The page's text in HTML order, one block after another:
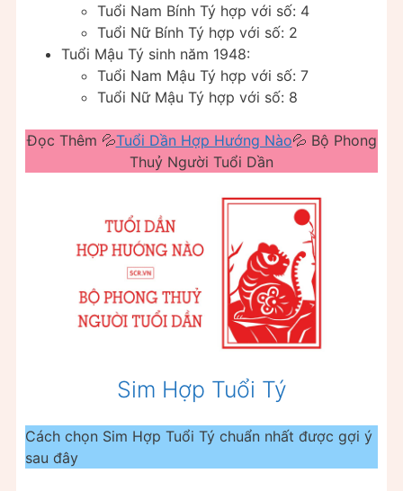
Tuổi Nam Bính Tý hợp với số: 4
Tuổi Nữ Bính Tý hợp với số: 2
Tuổi Mậu Tý sinh năm 1948:
Tuổi Nam Mậu Tý hợp với số: 7
Tuổi Nữ Mậu Tý hợp với số: 8
Đọc Thêm 💦Tuổi Dần Hợp Hướng Nào💦 Bộ Phong
Thuỷ Người Tuổi Dần
Sim Hợp Tuổi Tý
Cách chọn Sim Hợp Tuổi Tý chuẩn nhất được gợi ý
sau đây